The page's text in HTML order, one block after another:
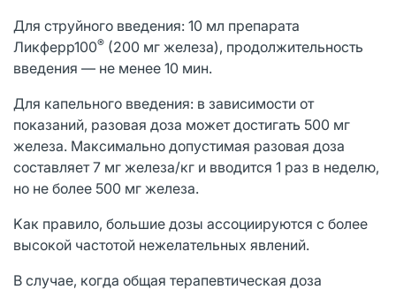
Для струйного введения: 10 мл препарата
Ликферр100® (200 мг железа), продолжительность
введения — не менее 10 мин.
Для капельного введения: в зависимости от
показаний, разовая доза может достигать 500 мг
железа. Максимально допустимая разовая доза
составляет 7 мг железа/кг и вводится 1 раз в неделю,
но не более 500 мг железа.
Kaк правило, большие дозы ассоциируются с более
высокой частотой нежелательных явлений.
В случае, когда общая терапевтическая доза